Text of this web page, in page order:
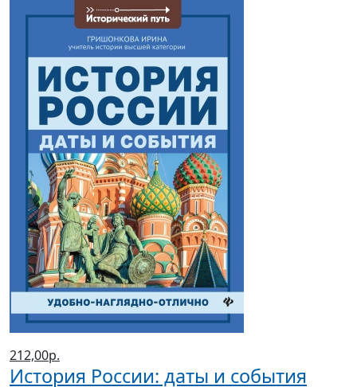
212,00р.
История России: даты и события